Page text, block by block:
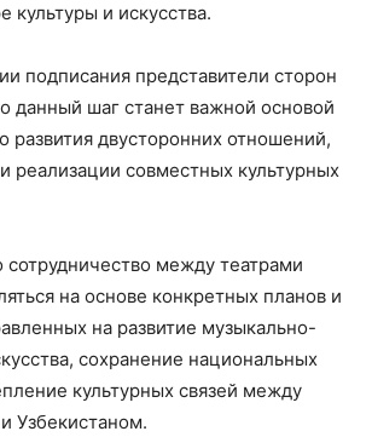
культуры и искусства.
подписания представители сторон
данный шаг станет важной основой
развития двусторонних отношений,
реализации совместных культурных
сотрудничество между театрами
на основе конкретных планов и
на развитие музыкально-
сохранение национальных
культурных связей между
Узбекистаном.